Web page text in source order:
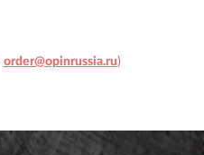
order@opinrussia.ru)